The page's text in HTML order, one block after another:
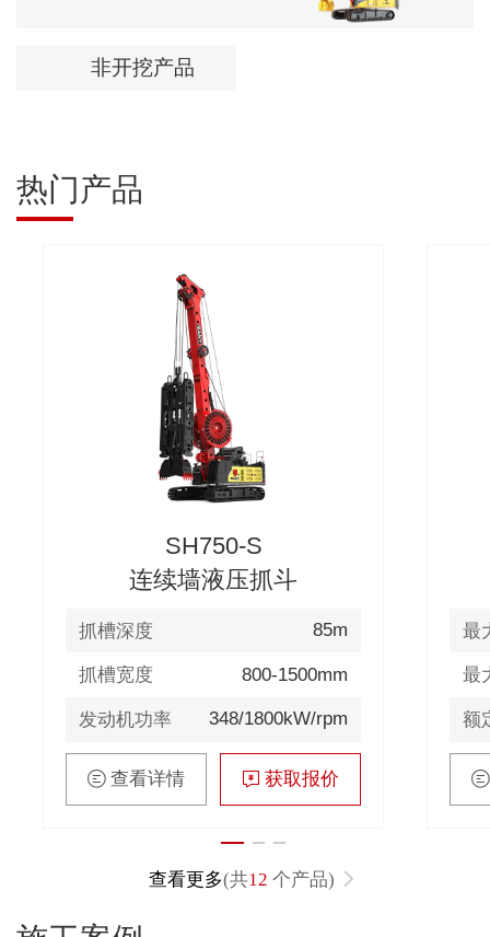
非开挖产品
热门产品
SH750-S
连续墙液压抓斗
抓槽深度 85m
抓槽宽度 800-1500mm
发动机功率 348/1800kW/rpm
查看详情 获取报价
最
最
额
查看更多(共12 个产品)